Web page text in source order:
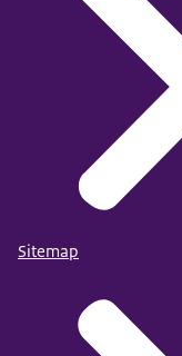
Sitemap